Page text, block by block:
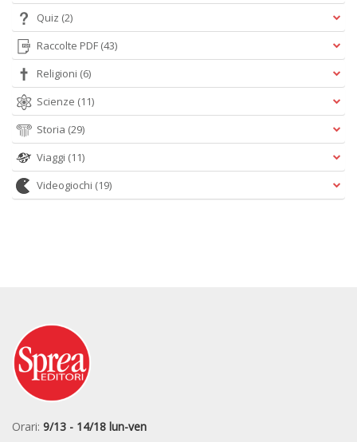
Quiz (2)
Raccolte PDF (43)
Religioni (6)
Scienze (11)
Storia (29)
Viaggi (11)
Videogiochi (19)
Orari: 9/13 - 14/18 lun-ven